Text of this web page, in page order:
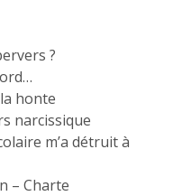
?
honte
narcissique
m’a détruit à
– Charte